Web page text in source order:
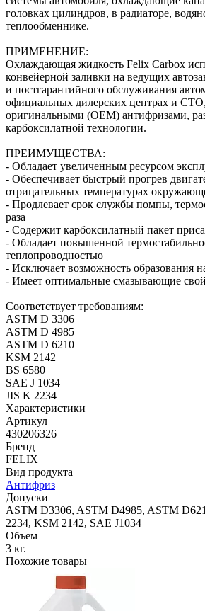
головках цилиндров, в радиаторе,
теплообменнике.
ПРИМЕНЕНИЕ:
Охлаждающая жидкость Felix Carbox
конвейерной заливки на ведущих
и постгарантийного обслуживания
официальных дилерских центрах и
оригинальными (OEM) антифризами,
карбоксилатной технологии.
ПРЕИМУЩЕСТВА:
- Обладает увеличенным ресурсом
- Обеспечивает быстрый прогрев
отрицательных температурах
- Продлевает срок службы помпы,
раза
- Содержит карбоксилатный пакет
- Обладает повышенной
теплопроводностью
- Исключает возможность образования
- Имеет оптимальные смазывающие
Соответствует требованиям:
ASTM D 3306
ASTM D 4985
ASTM D 6210
KSM 2142
BS 6580
SAE J 1034
JIS K 2234
Характеристики
Артикул
430206326
Бренд
FELIX
Вид продукта
Антифриз
Допуски
ASTM D3306, ASTM D4985, ASTM
2234, KSM 2142, SAE J1034
Объем
3 кг.
Похожие товары